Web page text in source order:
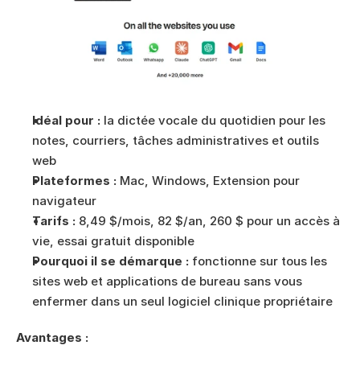
Idéal pour : la dictée vocale du quotidien pour les
notes, courriers, tâches administratives et outils
web
Plateformes : Mac, Windows, Extension pour
navigateur
Tarifs : 8,49 $/mois, 82 $/an, 260 $ pour un accès à
vie, essai gratuit disponible
Pourquoi il se démarque : fonctionne sur tous les
sites web et applications de bureau sans vous
enfermer dans un seul logiciel clinique propriétaire
Avantages :